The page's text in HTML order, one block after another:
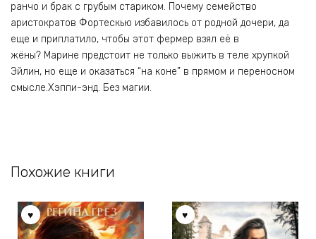
ранчо и брак с грубым стариком. Почему семейство
аристократов Фортескью избавилось от родной дочери, да
еще и приплатило, чтобы этот фермер взял её в
жёны? Марине предстоит не только выжить в теле хрупкой
Эйлин, но еще и оказаться “на коне” в прямом и переносном
смысле.Хэппи-энд. Без магии.
Похожие книги